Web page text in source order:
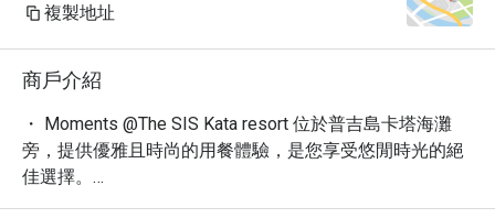
複製地址
商戶介紹
・ Moments @The SIS Kata resort 位於普吉島卡塔海灘
旁，提供優雅且時尚的用餐體驗，是您享受悠閒時光的絕
佳選擇。
・ 這裡匯聚了多樣化的國際美食，以其精緻的擺盤與新鮮